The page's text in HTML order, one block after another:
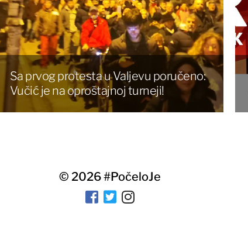
Sa prvog protesta u Valjevu poručeno:
Vučić je na oproštajnoj turneji!
© 2026#PočeloJe